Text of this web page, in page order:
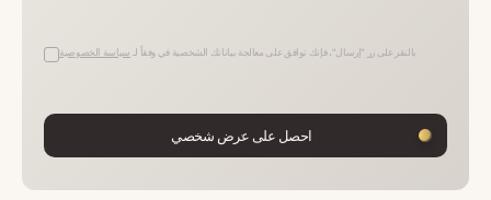
بالنقر على زر "إرسال"، فإنك توافق على معالجة بياناتك الشخصية في وفقاً لـ سياسة الخصوصية
احصل على عرض شخصي